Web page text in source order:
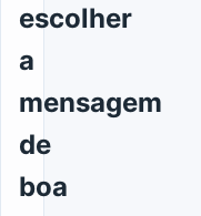
escolher
a
mensagem
de
boa